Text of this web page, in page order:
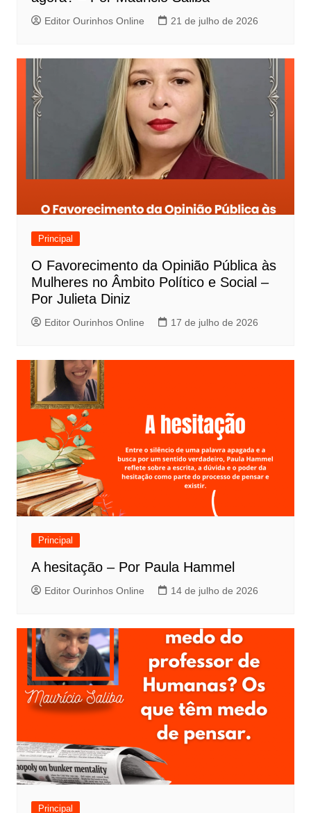
Editor Ourinhos Online 21 de julho de 2026
Principal
O Favorecimento da Opinião Pública às
Mulheres no Âmbito Político e Social –
Por Julieta Diniz
Editor Ourinhos Online 17 de julho de 2026
Principal
A hesitação – Por Paula Hammel
Editor Ourinhos Online 14 de julho de 2026
Principal